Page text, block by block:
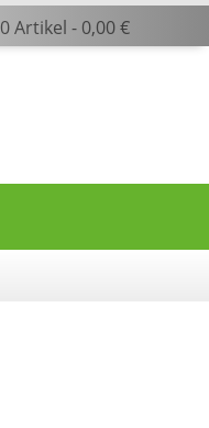
0 Artikel 0,00 €